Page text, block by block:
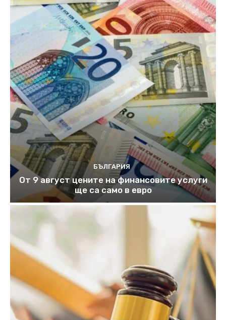
БЪЛГАРИЯ
От 9 август цените на финансовите услуги
ще са само в евро